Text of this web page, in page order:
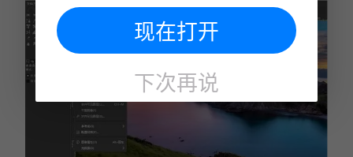
现在打开
下次再说